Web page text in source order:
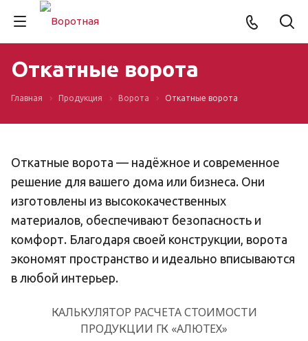
Откатные ворота
Главная Продукция Ворота Откатные ворота
Откатные ворота — надёжное и современное
решение для вашего дома или бизнеса. Они
изготовлены из высококачественных
материалов, обеспечивают безопасность и
комфорт. Благодаря своей конструкции, ворота
экономят пространство и идеально вписываются
в любой интерьер.